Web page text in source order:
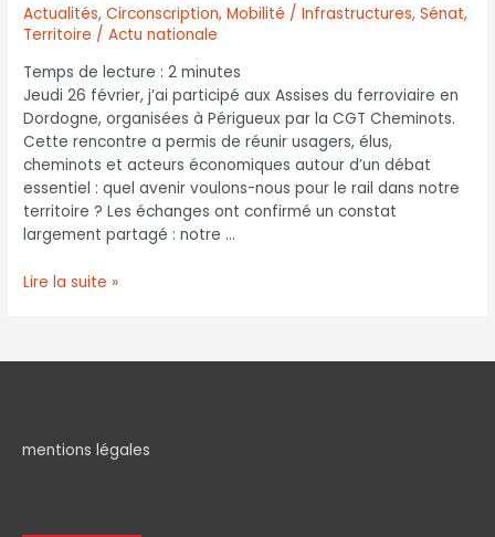
Actualités,Circonscription,Mobilité / Infrastructures,Sénat,
Territoire / Actu nationale
Temps de lecture :2 minutes
Jeudi 26 février, j’ai participé aux Assises du ferroviaire en
Dordogne, organisées à Périgueux par la CGT Cheminots.
Cette rencontre a permis de réunir usagers, élus,
cheminots et acteurs économiques autour d’un débat
essentiel : quel avenir voulons-nous pour le rail dans notre
territoire ? Les échanges ont confirmé un constat
largement partagé : notre …
Lire la suite »
mentions légales